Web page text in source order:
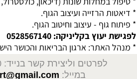
* דיאטות הרזייה ועיצוב הגוף.
* פיתוח גוף - עיצוב וחיטוב הגוף.
לפגישת יעוץ בקליניקה: 0528567140
* מנהל האתר: ארגון הבריאות והכושר
לפרטים וליצירת קשר בנייד: 052-8567140
במייל: